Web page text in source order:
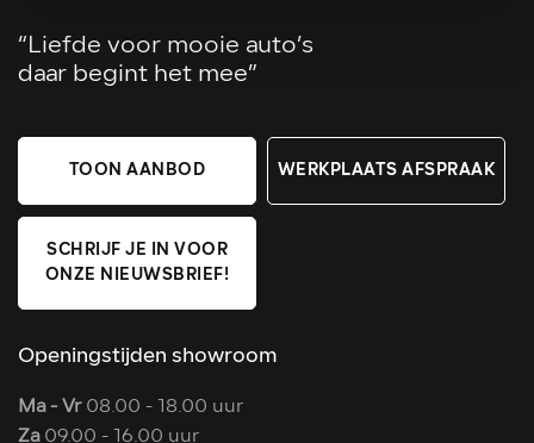
“Liefde voor mooie auto’s
daar begint het mee”
TOON AANBOD WERKPLAATS AFSPRAAK
SCHRIJF JE IN VOOR
ONZE NIEUWSBRIEF!
Openingstijden showroom
Ma - Vr 08.00 - 18.00 uur
Za 09.00 - 16.00 uur